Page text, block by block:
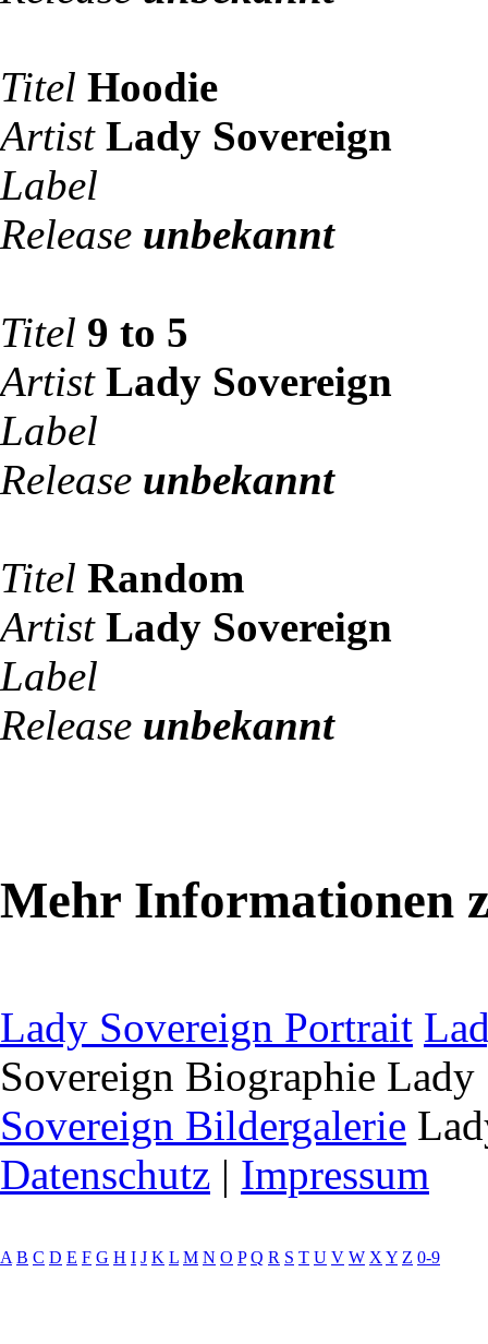
Titel Hoodie
Artist Lady Sovereign
Label
Release unbekannt
Titel 9 to 5
Artist Lady Sovereign
Label
Release unbekannt
Titel Random
Artist Lady Sovereign
Label
Release unbekannt
Mehr Informationen
Lady Sovereign Portrait
Sovereign Biographie Lady
Sovereign Bildergalerie
Datenschutz | Impressum
A B C D E F G H I J K L M N O P Q R S T U V W X Y Z 0-9